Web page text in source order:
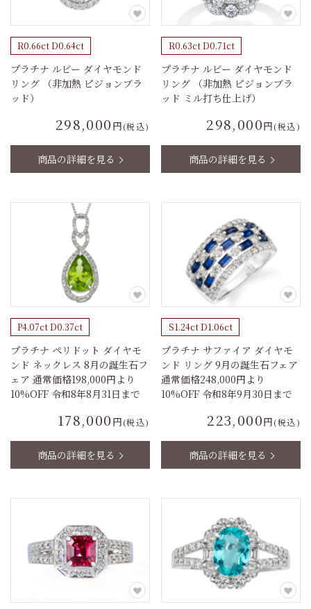
R0.66ct D0.64ct
プラチナ ルビー ダイヤモンド
リング （非加熱 ピジョンブラ
ッド）
298,000 円(税込)
商品の詳細を見る
R0.63ct D0.71ct
プラチナ ルビー ダイヤモンド
リング （非加熱 ピジョンブラ
ッド ミル打ち仕上げ）
298,000円(税込)
商品の詳細を見る
P4.07ct D0.37ct
プラチナ ペリドット ダイヤモ
ンド ネックレス 8月の誕生石フ
ェア 通常価格198,000円より
10%OFF 令和8年8月31日まで
178,000 円(税込)
商品の詳細を見る
S1.24ct D1.06ct
プラチナ サファイア ダイヤモ
ンド リング 9月の誕生石フェア
通常価格248,000円より
10%OFF 令和8年9月30日まで
223,000円(税込)
商品の詳細を見る